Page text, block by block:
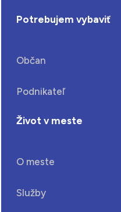
Potrebujem vybaviť
Občan
Podnikateľ
Život v meste
O meste
Služby